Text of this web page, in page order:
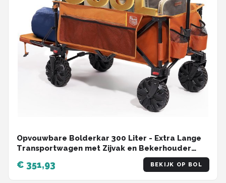
Opvouwbare Bolderkar 300 Liter - Extra Lange
Transportwagen met Zijvak en Bekerhouder
€ 351,93 BEKIJK OP BOL